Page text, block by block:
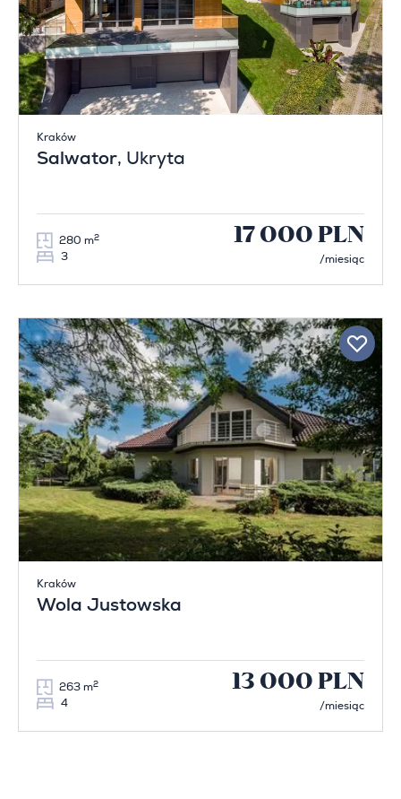
Kraków
Salwator, Ukryta
280 m2
3
17 000 PLN
/miesiąc
Kraków
Wola Justowska
263 m2
4
13 000 PLN
/miesiąc